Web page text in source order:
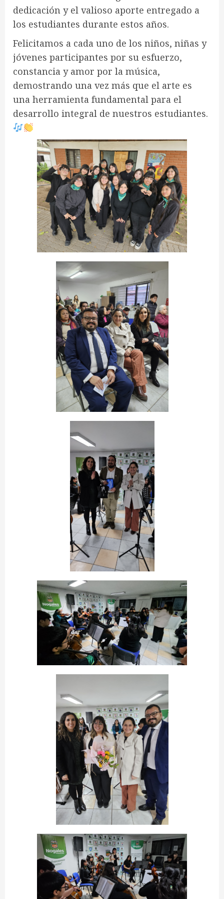
dedicación y el valioso aporte entregado a
los estudiantes durante estos años.
Felicitamos a cada uno de los niños, niñas y
jóvenes participantes por su esfuerzo,
constancia y amor por la música,
demostrando una vez más que el arte es
una herramienta fundamental para el
desarrollo integral de nuestros estudiantes.